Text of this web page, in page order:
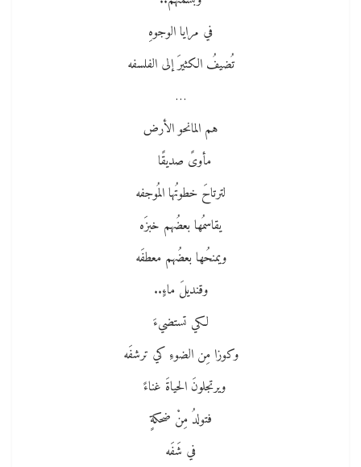
في مرايا الوجوهِ
تُضيفُ الكثيرَ إلى الفلسفه
…
هم المانحو الأرض
مأوىً صديقًا
لترتاحَ خطوتُها المُوجفه
يقاسمُها بعضُهم خبزَه
ويمنحُها بعضُهم معطفَه
وقنديلَ ماءٍ..
لكي تستضيءَ
وكوزا مِن الضوءِ كي ترشفَه
ويرتجلونَ الحياةَ غناءً
فتولدُ مِنْ ضحكةٍ
في شَفَه